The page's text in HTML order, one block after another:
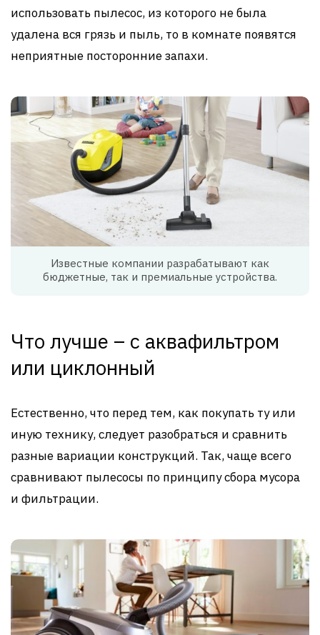
использовать пылесос, из которого не была
удалена вся грязь и пыль, то в комнате появятся
неприятные посторонние запахи.
Известные компании разрабатывают как
бюджетные, так и премиальные устройства.
Что лучше – с аквафильтром
или циклонный
Естественно, что перед тем, как покупать ту или
иную технику, следует разобраться и сравнить
разные вариации конструкций. Так, чаще всего
сравнивают пылесосы по принципу сбора мусора
и фильтрации.